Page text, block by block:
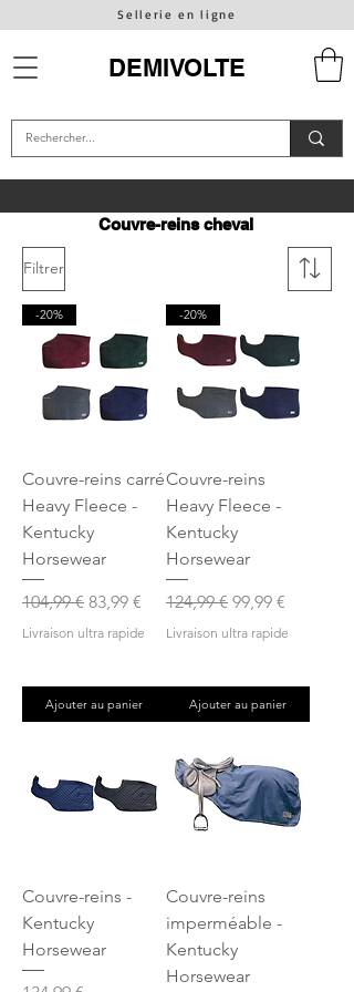
Sellerie en ligne
DEMIVOLTE
Couvre-reins cheval
Filtrer
-20%
Couvre-reins carré
Heavy Fleece -
Kentucky
Horsewear
Prix original
104,99 € Prix promotionnel
83,99 €
Livraison ultra rapide
Ajouter au panier
-20%
Couvre-reins
Heavy Fleece -
Kentucky
Horsewear
Prix original
124,99 € Prix
99,99 €
Livraison ultra rapide
Ajouter au panier
Couvre-reins -
Kentucky
Horsewear
Couvre-reins
imperméable -
Kentucky
Horsewear